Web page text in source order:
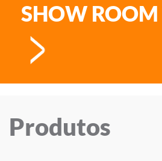
SHOW ROOM
Produtos